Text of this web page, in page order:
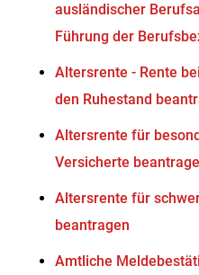
ausländischer
Führung der
Altersrente - Rente
den Ruhestand
Altersrente für
Versicherte
Altersrente für
beantragen
Amtliche